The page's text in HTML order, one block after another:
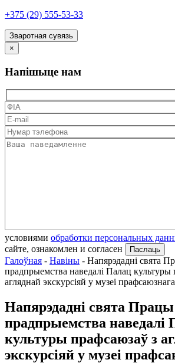
+375 (29) 555-53-33
Зваротная сувязь
×
Напішыце нам
условиями обработки персональных
сайте, ознакомлен и согласен
Галоўная - Навіны - Напярэдадні свята
прадпрыемства наведалі Палац культуры
агляднай экскурсіяй у музеі
Напярэдадні свята Працы
прадпрыемства наведалі
культуры прафсаюзаў з
экскурсіяй у музеі